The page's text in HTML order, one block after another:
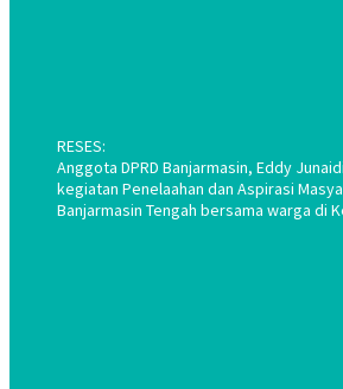
RESES:
Anggota DPRD Banjarmasin, Eddy
kegiatan Penelaahan dan Aspirasi
Banjarmasin Tengah bersama warga di